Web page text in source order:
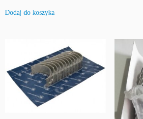
Dodaj do koszyka